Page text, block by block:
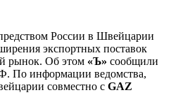
России в Швейцарии
экспортных поставок
рынок. Об этом «Ъ» сообщили
По информации ведомства,
совместно с GAZ